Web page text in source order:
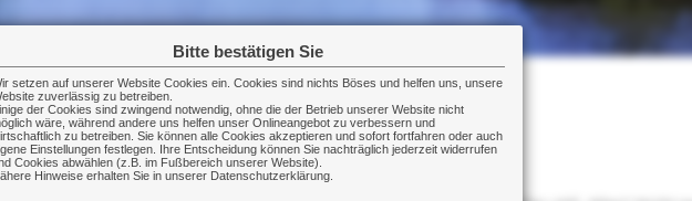
Bitte bestätigen Sie
setzen auf unserer Website Cookies ein. Cookies sind nichts Böses und helfen uns, unsere
zuverlässig zu betreiben.
der Cookies sind zwingend notwendig, ohne die der Betrieb unserer Website nicht
wäre, während andere uns helfen unser Onlineangebot zu verbessern und
zu betreiben. Sie können alle Cookies akzeptieren und sofort fortfahren oder auch
Einstellungen festlegen. Ihre Entscheidung können Sie nachträglich jederzeit widerrufen
Cookies abwählen (z.B. im Fußbereich unserer Website).
Hinweise erhalten Sie in unserer Datenschutzerklärung.
Betriebsunterbrechungsversicherung hilft.